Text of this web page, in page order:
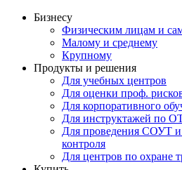
Бизнесу
Физическим лицам и
Малому и среднему
Крупному
Продукты и решения
Для учебных центров
Для оценки проф.
Для корпоративного
Для инструктажей по
Для проведения СОУТ и
контроля
Для центров по охране